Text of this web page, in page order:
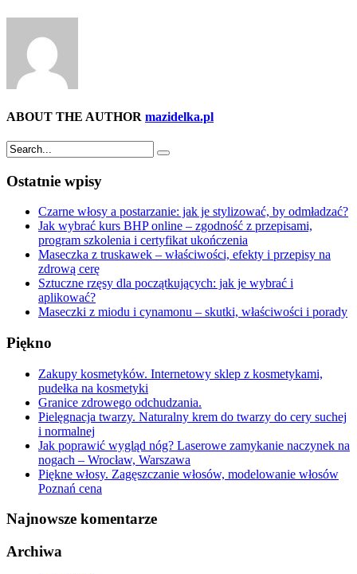
ABOUT THE AUTHOR mazidelka.pl
Ostatnie wpisy
Czarne włosy a postarzanie: jak je stylizować, by odmładzać?
Jak wybrać kurs BHP online – zgodność z przepisami,
program szkolenia i certyfikat ukończenia
Maseczka z truskawek – właściwości, efekty i przepisy na
zdrową cerę
Sztuczne rzęsy dla początkujących: jak je wybrać i
aplikować?
Maseczki z miodu i cynamonu – skutki, właściwości i porady
Piękno
Zakupy kosmetyków. Internetowy sklep z kosmetykami,
pudełka na kosmetyki
Granice zdrowego odchudzania.
Pielęgnacja twarzy. Naturalny krem do twarzy do cery suchej
i normalnej
Jak poprawić wygląd nóg? Laserowe zamykanie naczynek na
nogach – Wrocław, Warszawa
Piękne włosy. Zagęszczanie włosów, modelowanie włosów
Poznań cena
Najnowsze komentarze
Archiwa